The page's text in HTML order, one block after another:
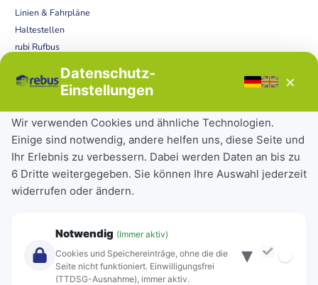
Linien & Fahrpläne
Haltestellen
rubi Rufbus
Störungen
Tickets & Tarife
Deutschlandticket
Schülerkarte
Einzeltickets
Abonnements
Über Rebus
Datenschutz-
Einstellungen
×
Wir verwenden Cookies und ähnliche Technologien.
Einige sind notwendig, andere helfen uns, diese Seite und
Ihr Erlebnis zu verbessern. Dabei werden Daten an bis zu
6 Dritte weitergegeben. Sie können Ihre Auswahl jederzeit
widerrufen oder ändern.
Notwendig (Immer aktiv)
Cookies und Speichereinträge, ohne die die
Seite nicht funktioniert. Einwilligungsfrei
(TTDSG-Ausnahme), immer aktiv.
▾